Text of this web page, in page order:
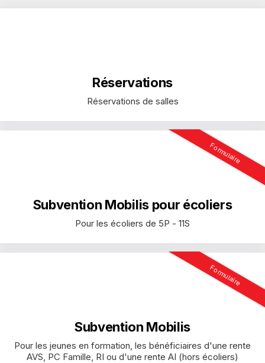
Réservations
Réservations de salles
Formulaire
Subvention Mobilis pour écoliers
Pour les écoliers de 5P - 11S
Formulaire
Subvention Mobilis
Pour les jeunes en formation, les bénéficiaires d'une rente
AVS, PC Famille, RI ou d'une rente AI (hors écoliers)